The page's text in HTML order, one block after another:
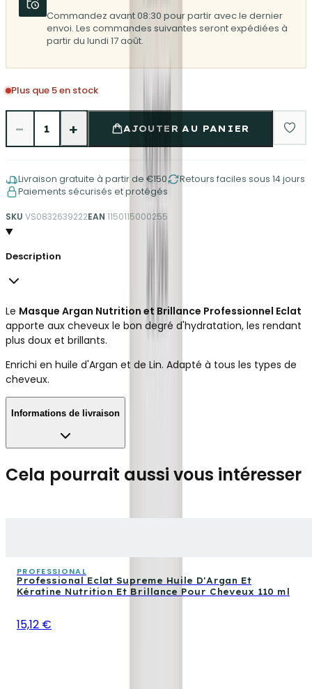
Commandez avant 08:30 pour partir avec le dernier
envoi. Les commandes suivantes seront expédiées à
partir du lundi 17 août.
Plus que 5 en stock
− 1 + AJOUTER AU PANIER
Livraison gratuite à partir de €150
Retours faciles sous 14 jours
Paiements sécurisés et protégés
SKU VS0832639222EAN 1150115000255
Description
Le Masque Argan Nutrition et Brillance Professionnel Eclat
apporte aux cheveux le bon degré d'hydratation, les rendant
plus doux et brillants.
Enrichi en huile d'Argan et de Lin. Adapté à tous les types de
cheveux.
Informations de livraison
Cela pourrait aussi vous intéresser
PROFESSIONAL
Professional Eclat Supreme Huile D'Argan Et
Kératine Nutrition Et Brillance Pour Cheveux 110 ml
15,12 €